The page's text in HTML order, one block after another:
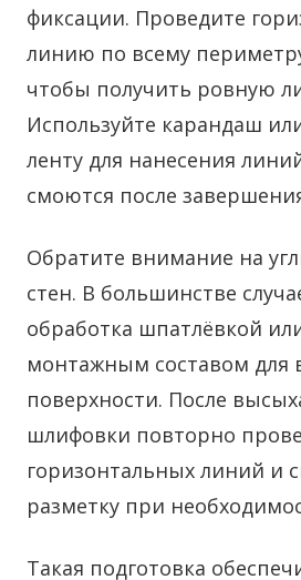
фиксации. Проведите
линию по всему
чтобы получить ровную
Используйте карандаш
ленту для нанесения
смоются после
Обратите внимание на
стен. В большинстве
обработка шпатлёвкой
монтажным составом для
поверхности. После
шлифовки повторно
горизонтальных линий и
разметку при
Такая подготовка